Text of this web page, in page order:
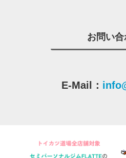
お問い
E-Mail：